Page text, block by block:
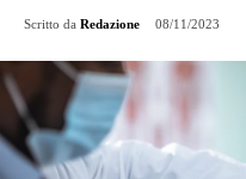
Scritto da Redazione 08/11/2023